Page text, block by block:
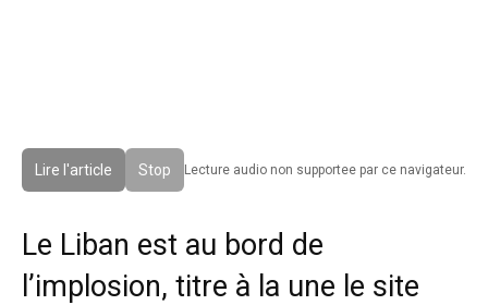
Lire l'article Stop Lecture audio non supportee par ce navigateur.
Le Liban est au bord de
l’implosion, titre à la une le site